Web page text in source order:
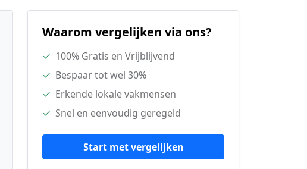
Waarom vergelijken via ons?
✓ 100% Gratis en Vrijblijvend
✓ Bespaar tot wel 30%
✓ Erkende lokale vakmensen
✓ Snel en eenvoudig geregeld
Start met vergelijken